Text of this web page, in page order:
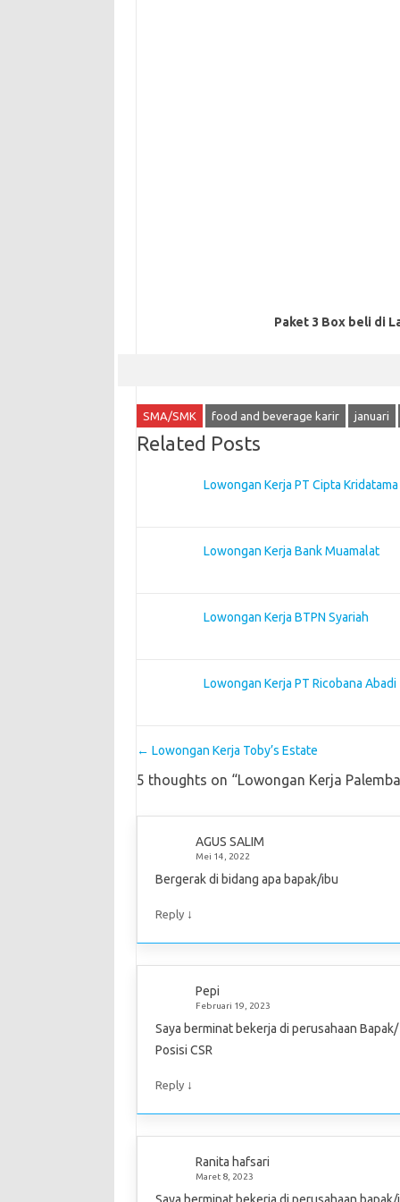
Paket 3 Box beli di
SMA/SMK food and beverage karir januari
Related Posts
Lowongan Kerja PT Cipta Kridatama
Lowongan Kerja Bank Muamalat
Lowongan Kerja BTPN Syariah
Lowongan Kerja PT Ricobana Abadi
Post navigation
← Lowongan Kerja Toby’s Estate
5 thoughts on “Lowongan Kerja
AGUS SALIM
Mei 14, 2022
Bergerak di bidang apa bapak/ibu
Reply ↓
Pepi
Februari 19, 2023
Saya berminat bekerja di perusahaan
Posisi CSR
Reply ↓
Ranita hafsari
Maret 8, 2023
Saya berminat bekerja di perusahaan bapak/